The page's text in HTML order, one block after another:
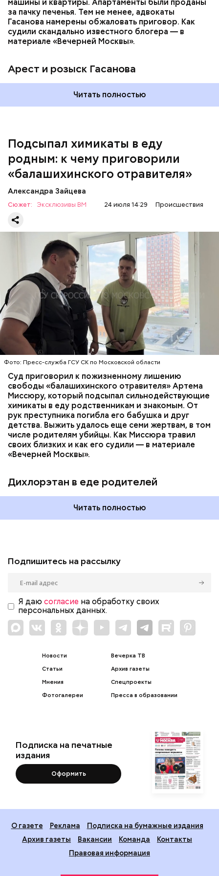
машины и квартиры. Апартаменты были проданы
за пачку печенья. Тем не менее, адвокаты
Гасанова намерены обжаловать приговор. Как
судили скандально известного блогера — в
материале «Вечерней Москвы».
Арест и розыск Гасанова
Читать полностью
Подсыпал химикаты в еду
родным: к чему приговорили
«балашихинского отравителя»
Александра Зайцева
Сюжет: Эксклюзивы ВМ 24 июля 14:29 Происшествия
Фото: Пресс-служба ГСУ СК по Московской области
Суд приговорил к пожизненному лишению
свободы «балашихинского отравителя» Артема
Миссюру, который подсыпал сильнодействующие
химикаты в еду родственникам и знакомым. От
рук преступника погибла его бабушка и друг
детства. Выжить удалось еще семи жертвам, в том
числе родителям убийцы. Как Миссюра травил
своих близких и как его судили — в материале
«Вечерней Москвы».
Дихлорэтан в еде родителей
Все началось в июне, когда двое супругов
обратились в местную больницу с жалобами на
плохое самочувствие. Врачи не смогли поставить
им точный диагноз, после чего анализы
потерпевших направили на экспертизу. В них
специалисты обнаружили сильнодействующий
химикат дихлорэтан, который не мог попасть в
организм супругов случайно. То же самое вещество
нашли в еде, изъятой из квартиры пострадавших.
Play
Video
Видео: пресс-служба ГСУ СК по Московской области
Началось расследование. В квартире потерпевших
Также отравленную пищу ела его младшая сестра.
Читать полностью
ОТРАВЛЕНИЯ БАЛАШИХА
РОДИТЕЛИ
СЛЕДСТВЕННЫЙ КОМИТЕТ
ЭКСПЕРТИЗЫ
Подпишитесь на рассылку
Я даю согласие на обработку своих
персональных данных.
Новости
Статьи
Мнения
Фотогалереи
Вечерка ТВ
Архив газеты
Спецпроекты
Пресса в образовании
Подписка на печатные
издания
Оформить
О газете Реклама
Подписка на бумажные издания
Архив газеты
Вакансии Команда
Контакты
Правовая информация